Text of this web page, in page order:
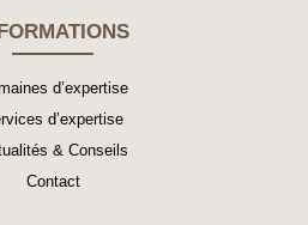
d’expertise
d’expertise
& Conseils
Contact